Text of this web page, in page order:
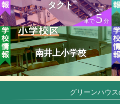
タクト
車で5分
南井上小学校
グリーンハウ